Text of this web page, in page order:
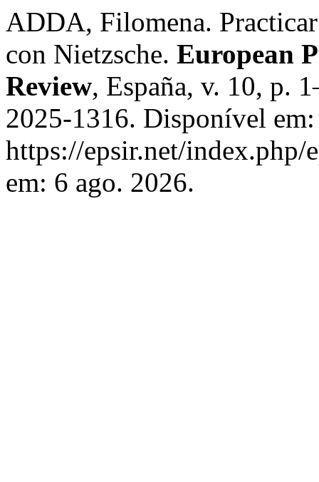
ADDA, Filomena.
con Nietzsche. European
Review, España, v. 10, p.
2025-1316. Disponível em:
https://epsir.net/index.php/
em: 6 ago. 2026.